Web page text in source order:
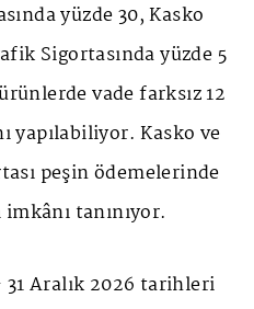
yüzde 30, Kasko
Sigortasında yüzde 5
vade farksız 12
yapılabiliyor. Kasko ve
peşin ödemelerinde
tanınıyor.
Aralık 2026 tarihleri